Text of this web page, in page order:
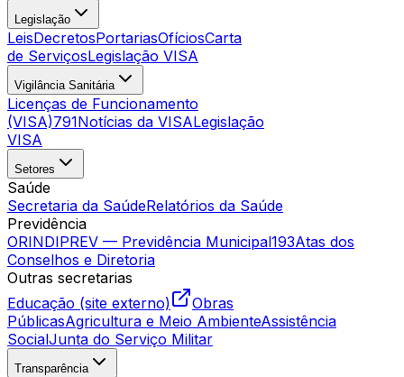
Legislação
LeisDecretosPortariasOfíciosCarta
de ServiçosLegislação VISA
Vigilância Sanitária
Licenças de Funcionamento
(VISA)791Notícias da VISALegislação
VISA
Setores
Saúde
Secretaria da SaúdeRelatórios da Saúde
Previdência
ORINDIPREV — Previdência Municipal193Atas dos
Conselhos e Diretoria
Outras secretarias
Educação (site externo)
Obras
PúblicasAgricultura e Meio AmbienteAssistência
SocialJunta do Serviço Militar
Transparência